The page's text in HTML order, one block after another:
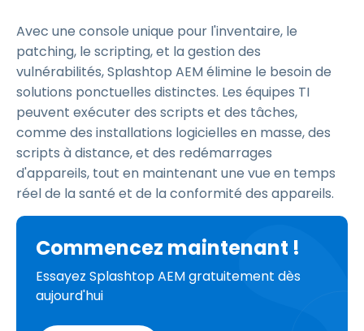
Avec une console unique pour l'inventaire, le
patching, le scripting, et la gestion des
vulnérabilités, Splashtop AEM élimine le besoin de
solutions ponctuelles distinctes. Les équipes TI
peuvent exécuter des scripts et des tâches,
comme des installations logicielles en masse, des
scripts à distance, et des redémarrages
d'appareils, tout en maintenant une vue en temps
réel de la santé et de la conformité des appareils.
Commencez maintenant !
Essayez Splashtop AEM gratuitement dès
aujourd'hui